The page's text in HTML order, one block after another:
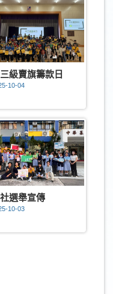
級賣旗籌款日
10-04
選舉宣傳
10-03